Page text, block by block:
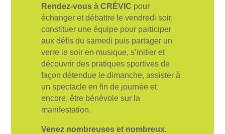
Rendez-vous à CRÉVIC pour
échanger et débattre le vendredi soir,
constituer une équipe pour participer
aux défis du samedi puis partager un
verre le soir en musique, s’initier et
découvrir des pratiques sportives de
façon détendue le dimanche, assister à
un spectacle en fin de journée et
encore, être bénévole sur la
manifestation.
Venez nombreuses et nombreux.